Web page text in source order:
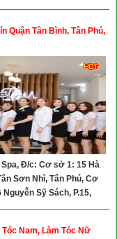
Quận Tân Bình, Tân Phú,
Spa, Đ/c: Cơ sở 1: 15 Hà
Sơn Nhì, Tân Phú, Cơ
Nguyễn Sỹ Sách, P.15,
Tel: 02866847171 -
Tóc Nam, Làm Tóc Nữ